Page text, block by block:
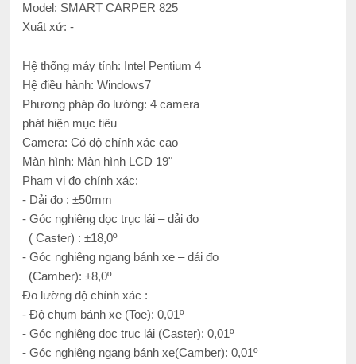
Model: SMART CARPER 825
Xuất xứ: -
Hệ thống máy tính: Intel Pentium 4
Hệ điều hành: Windows7
Phương pháp đo lường: 4 camera
phát hiện mục tiêu
Camera: Có độ chính xác cao
Màn hình: Màn hình LCD 19"
Phạm vi đo chính xác:
- Dải đo : ±50mm
- Góc nghiêng dọc trục lái – dải đo
( Caster) : ±18,0º
- Góc nghiêng ngang bánh xe – dải đo
(Camber): ±8,0º
Đo lường độ chính xác :
- Độ chụm bánh xe (Toe): 0,01º
- Góc nghiêng dọc trục lái (Caster): 0,01º
- Góc nghiêng ngang bánh xe(Camber): 0,01º